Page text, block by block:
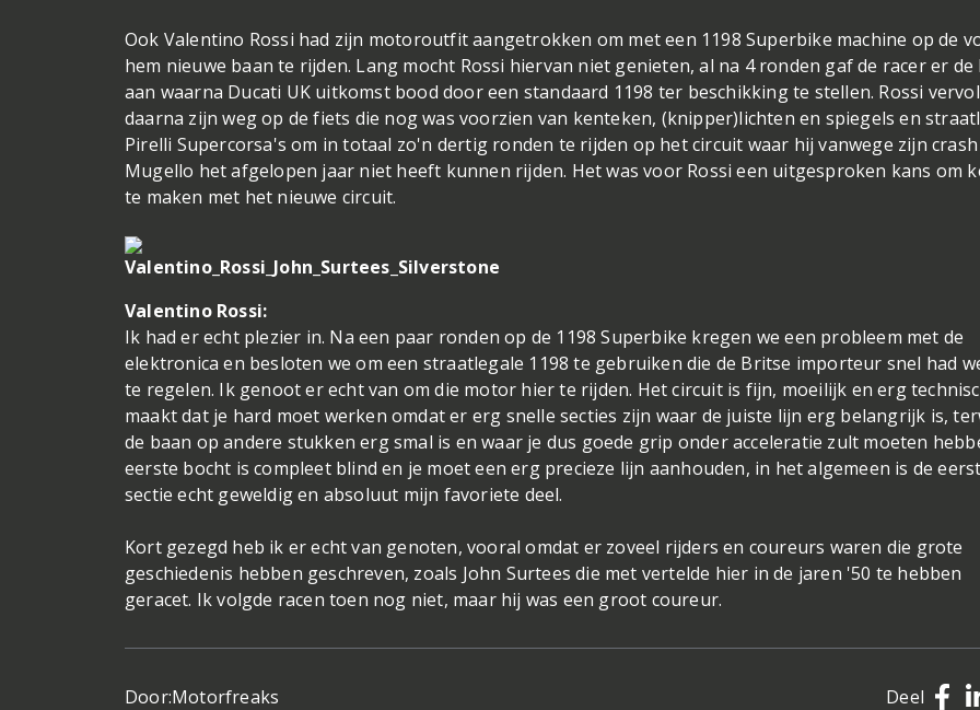
Ook Valentino Rossi had zijn motoroutfit aangetrokken om met een 1198 Superbike machine op de
hem nieuwe baan te rijden. Lang mocht Rossi hiervan niet genieten, al na 4 ronden gaf de racer er de
aan waarna Ducati UK uitkomst bood door een standaard 1198 ter beschikking te stellen. Rossi
daarna zijn weg op de fiets die nog was voorzien van kenteken, (knipper)lichten en spiegels en
Pirelli Supercorsa's om in totaal zo'n dertig ronden te rijden op het circuit waar hij vanwege zijn
Mugello het afgelopen jaar niet heeft kunnen rijden. Het was voor Rossi een uitgesproken kans om
te maken met het nieuwe circuit.
Valentino Rossi:
Ik had er echt plezier in. Na een paar ronden op de 1198 Superbike kregen we een probleem met de
elektronica en besloten we om een straatlegale 1198 te gebruiken die de Britse importeur snel had
te regelen. Ik genoot er echt van om die motor hier te rijden. Het circuit is fijn, moeilijk en erg
maakt dat je hard moet werken omdat er erg snelle secties zijn waar de juiste lijn erg belangrijk is,
de baan op andere stukken erg smal is en waar je dus goede grip onder acceleratie zult moeten
eerste bocht is compleet blind en je moet een erg precieze lijn aanhouden, in het algemeen is de
sectie echt geweldig en absoluut mijn favoriete deel.
Kort gezegd heb ik er echt van genoten, vooral omdat er zoveel rijders en coureurs waren die grote
geschiedenis hebben geschreven, zoals John Surtees die met vertelde hier in de jaren '50 te hebben
geracet. Ik volgde racen toen nog niet, maar hij was een groot coureur.
Door:Motorfreaks Deel